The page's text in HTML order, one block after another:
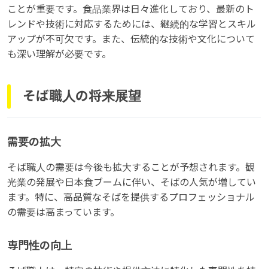
ことが重要です。食品業界は日々進化しており、最新のト
レンドや技術に対応するためには、継続的な学習とスキル
アップが不可欠です。また、伝統的な技術や文化について
も深い理解が必要です。
そば職人の将来展望
需要の拡大
そば職人の需要は今後も拡大することが予想されます。観
光業の発展や日本食ブームに伴い、そばの人気が増してい
ます。特に、高品質なそばを提供するプロフェッショナル
の需要は高まっています。
専門性の向上